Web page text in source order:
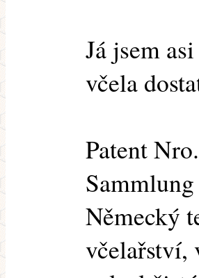
Já jsem
včela
Patent
Německý
včelařství,